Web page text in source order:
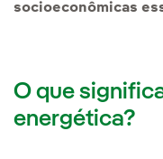
socioeconômicas
O que
energética?